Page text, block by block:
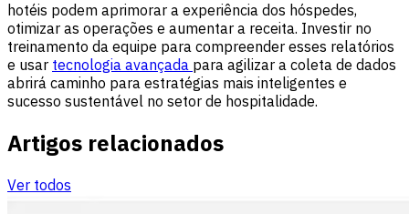
hotéis podem aprimorar a experiência dos hóspedes,
otimizar as operações e aumentar a receita. Investir no
treinamento da equipe para compreender esses relatórios
e usar tecnologia avançada para agilizar a coleta de dados
abrirá caminho para estratégias mais inteligentes e
sucesso sustentável no setor de hospitalidade.
Artigos relacionados
Ver todos